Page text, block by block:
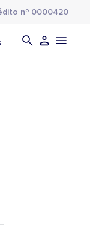
nº 0000420